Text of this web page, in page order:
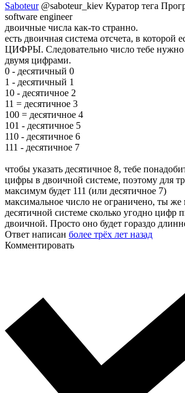
Saboteur @saboteur_kiev Куратор тега
software engineer
двоичные числа как-то странно.
есть двоичная система отсчета, в которой
ЦИФРЫ. Следовательно число тебе нужно
двумя цифрами.
0 - десятичный 0
1 - десятичный 1
10 - десятичное 2
11 = десятичное 3
100 = десятичное 4
101 - десятичное 5
110 - десятичное 6
111 - десятичное 7
чтобы указать десятичное 8, тебе
цифры в двоичной системе, поэтому для
максимум будет 111 (или десятичное 7)
максимальное число не ограничено, ты
десятичной системе сколько угодно цифр
двоичной. Просто оно будет гораздо
Ответ написан более трёх лет назад
Комментировать